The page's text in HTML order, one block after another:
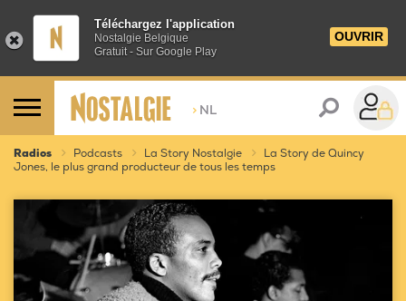
Téléchargez l'application
Nostalgie Belgique
Gratuit - Sur Google Play
OUVRIR
> NL
Radios Podcasts La Story Nostalgie
La Story de Quincy
Jones, le plus grand producteur de tous les temps